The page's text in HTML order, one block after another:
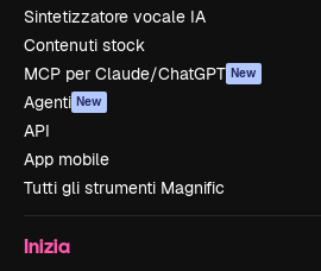
Sintetizzatore vocale IA
Contenuti stock
MCP per Claude/ChatGPT New
Agenti New
API
App mobile
Tutti gli strumenti Magnific
Inizia